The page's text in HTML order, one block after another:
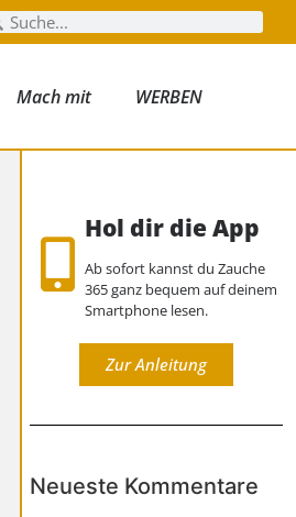
Mach mit WERBEN
Hol dir die App
Ab sofort kannst du Zauche
365 ganz bequem auf deinem
Smartphone lesen.
Zur Anleitung
Neueste Kommentare